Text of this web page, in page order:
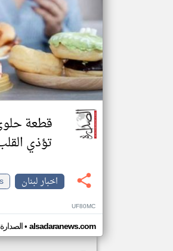
قطعة
تؤذي
اخبار لبنان
UF80MC
الصدارة• alsadaranews.com